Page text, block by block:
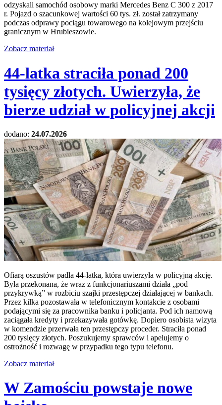
odzyskali samochód osobowy marki Mercedes Benz C 300 z 2017
r. Pojazd o szacunkowej wartości 60 tys. zł. został zatrzymany
podczas odprawy pociągu towarowego na kolejowym przejściu
granicznym w Hrubieszowie.
Zobacz materiał
44-latka straciła ponad 200
tysięcy złotych. Uwierzyła, że
bierze udział w policyjnej akcji
dodano: 24.07.2026
Ofiarą oszustów padła 44-latka, która uwierzyła w policyjną akcję.
Była przekonana, że wraz z funkcjonariuszami działa „pod
przykrywką” w rozbiciu szajki przestępczej działającej w bankach.
Przez kilka pozostawała w telefonicznym kontakcie z osobami
podającymi się za pracownika banku i policjanta. Pod ich namową
zaciągała kredyty i przekazywała gotówkę. Dopiero osobista wizyta
w komendzie przerwała ten przestępczy proceder. Straciła ponad
200 tysięcy złotych. Poszukujemy sprawców i apelujemy o
ostrożność i rozwagę w przypadku tego typu telefonu.
Zobacz materiał
W Zamościu powstaje nowe